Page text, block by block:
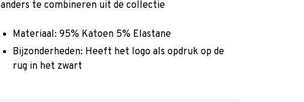
anders te combineren uit de collectie
Materiaal: 95% Katoen 5% Elastane
Bijzonderheden: Heeft het logo als opdruk op de
rug in het zwart